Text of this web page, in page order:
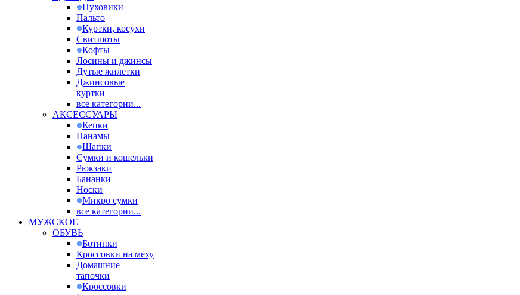
Пуховики
Пальто
Куртки, косухи
Свитшоты
Кофты
Лосины и джинсы
Дутые жилетки
Джинсовые
куртки
все категории...
АКСЕССУАРЫ
Кепки
Панамы
Шапки
Сумки и кошельки
Рюкзаки
Бананки
Носки
Микро сумки
все категории...
МУЖСКОЕ
ОБУВЬ
Ботинки
Кроссовки на меху
Домашние
тапочки
Кроссовки